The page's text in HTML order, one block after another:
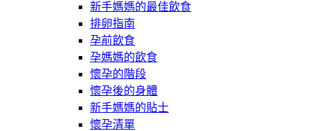
新手媽媽的最佳飲食
排卵指南
孕前飲食
孕媽媽的飲食
懷孕的階段
懷孕後的身體
新手媽媽的貼士
懷孕清單